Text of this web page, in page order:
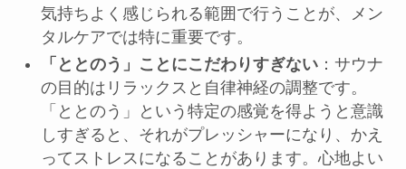
気持ちよく感じられる範囲で行うことが、メン
タルケアでは特に重要です。
「ととのう」ことにこだわりすぎない：サウナ
の目的はリラックスと自律神経の調整です。
「ととのう」という特定の感覚を得ようと意識
しすぎると、それがプレッシャーになり、かえ
ってストレスになることがあります。心地よい